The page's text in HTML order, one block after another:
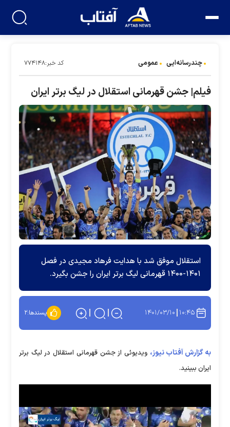
چندرسانه‌ایی عمومی کد خبر:۷۷۴۱۴۸
فیلم| جشن قهرمانی استقلال در لیگ برتر ایران
استقلال موفق شد با هدایت فرهاد مجیدی در فصل
۱۴۰۱-۱۴۰۰ قهرمانی لیگ برتر ایران را جشن بگیرد.
۱۰:۴۵ ۱۴۰۱/۰۳/۱۰ پسندها:۲
به گزارش آفتاب نیوز، ویدیوئی از جشن قهرمانی استقلال در لیگ برتر
ایران ببینید.